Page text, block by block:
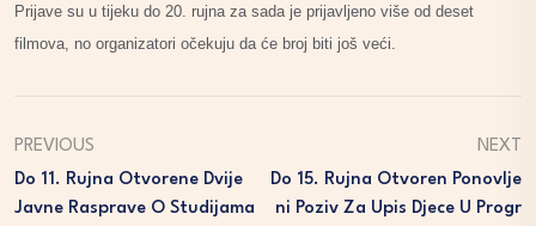
Prijave su u tijeku do 20. rujna za sada je prijavljeno više od deset
filmova, no organizatori očekuju da će broj biti još veći.
PREVIOUS
Do 11. Rujna Otvorene Dvije
Javne Rasprave O Studijama
NEXT
Do 15. Rujna Otvoren Ponovlje
Ni Poziv Za Upis Djece U Progr